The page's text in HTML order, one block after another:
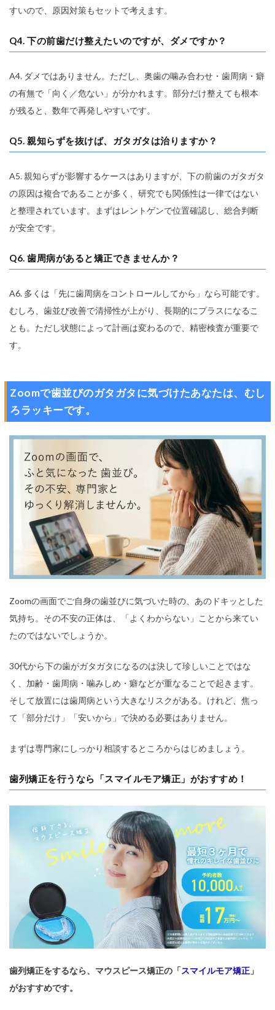
すいので、原因対策もセットで考えます。
Q4. 下の前歯だけ整えたいのですが、ダメですか？
A4. ダメではありません。ただし、奥歯の噛み合わせ・歯周病・癖
の有無で「向く／危ない」が分かれます。部分だけ整えても根本
が残ると、数年で再発しやすいです。
Q5. 親知らずを抜けば、ガタガタは治りますか？
A5. 親知らずが影響するケースはありますが、下の前歯のガタガタ
の原因は複合であることが多く、研究でも関係性は一律ではない
と整理されています。まずはレントゲンで位置確認し、総合判断
が安全です。
Q6. 歯周病があると矯正できませんか？
A6. 多くは「先に歯周病をコントロールしてから」なら可能です。
むしろ、歯並び改善で清掃性が上がり、長期的にプラスになるこ
とも。ただし状態によって計画は変わるので、精密検査が重要で
す。
Zoomで歯並びのガタガタに気づけたあなたは、むし
ろラッキーです。
Zoomの画面でご自身の歯並びに気づいた時の、あのドキッとした
気持ち。その不安の正体は、「よくわからない」ことから来てい
たのではないでしょうか。
30代から下の歯がガタガタになるのは決して珍しいことではな
く、加齢・歯周病・噛みしめ・癖などが重なることで起きます。
そして放置には歯周病という大きなリスクがある。けれど、焦っ
て「部分だけ」「安いから」で決める必要はありません。
まずは専門家にしっかり相談するところからはじめましょう。
歯列矯正を行うなら「スマイルモア矯正」がおすすめ！
歯列矯正をするなら、マウスピース矯正の「スマイルモア矯正 」
がおすすめです。